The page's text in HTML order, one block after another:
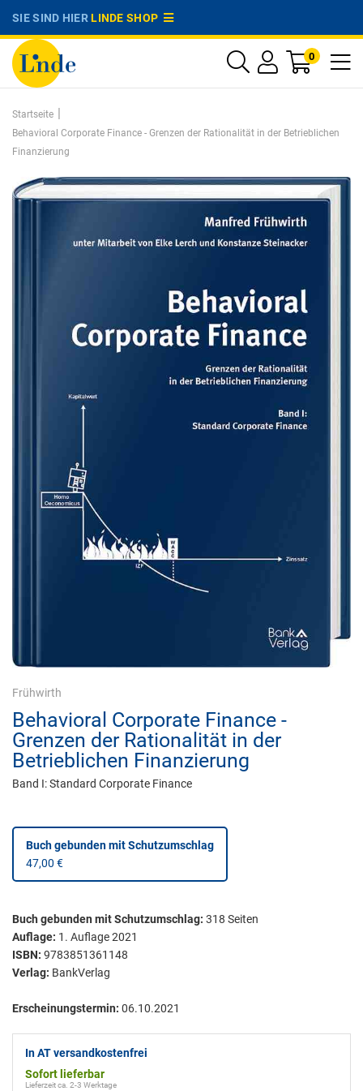
SIE SIND HIERLINDE SHOP
0
Startseite |
Behavioral Corporate Finance - Grenzen der Rationalität in der Betrieblichen
Finanzierung
Frühwirth
Behavioral Corporate Finance -
Grenzen der Rationalität in der
Betrieblichen Finanzierung
Band I: Standard Corporate Finance
Buch gebunden mit Schutzumschlag
47,00 €
Buch gebunden mit Schutzumschlag: 318 Seiten
Auflage: 1. Auflage 2021
ISBN: 9783851361148
Verlag: BankVerlag
Erscheinungstermin: 06.10.2021
In AT versandkostenfrei
Sofort lieferbar
Lieferzeit ca. 2-3 Werktage